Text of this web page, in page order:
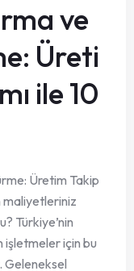
ve
Üreti
ile 10
Üretim Takip
maliyetleriniz
Türkiye’nin
için bu
Geleneksel